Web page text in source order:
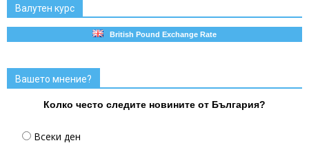
Валутен курс
British Pound Exchange Rate
Вашето мнение?
Колко често следите новините от България?
Всеки ден